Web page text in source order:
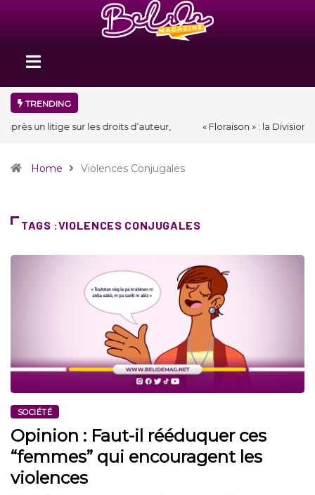
TRENDING
« Floraison » : la Division D de Toastmasters International en Haïti
Home Violences Conjugales
TAGS :VIOLENCES CONJUGALES
SOCIÉTÉ
Opinion : Faut-il rééduquer ces
“femmes” qui encouragent les
violences